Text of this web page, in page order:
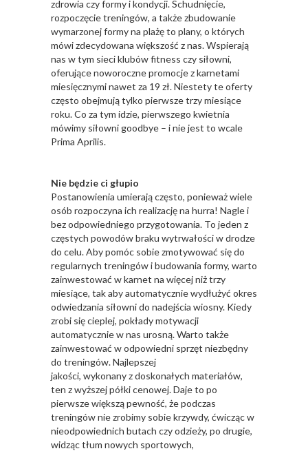
zdrowia czy formy i kondycji. Schudnięcie,
rozpoczęcie treningów, a także zbudowanie
wymarzonej formy na plażę to plany, o których
mówi zdecydowana większość z nas. Wspierają
nas w tym sieci klubów fitness czy siłowni,
oferujące noworoczne promocje z karnetami
miesięcznymi nawet za 19 zł. Niestety te oferty
często obejmują tylko pierwsze trzy miesiące
roku. Co za tym idzie, pierwszego kwietnia
mówimy siłowni goodbye – i nie jest to wcale
Prima Aprilis.
Nie będzie ci głupio
Postanowienia umierają często, ponieważ wiele
osób rozpoczyna ich realizację na hurra! Nagle i
bez odpowiedniego przygotowania. To jeden z
częstych powodów braku wytrwałości w drodze
do celu. Aby pomóc sobie zmotywować się do
regularnych treningów i budowania formy, warto
zainwestować w karnet na więcej niż trzy
miesiące, tak aby automatycznie wydłużyć okres
odwiedzania siłowni do nadejścia wiosny. Kiedy
zrobi się cieplej, pokłady motywacji
automatycznie w nas urosną. Warto także
zainwestować w odpowiedni sprzęt niezbędny
do treningów. Najlepszej
jakości, wykonany z doskonałych materiałów,
ten z wyższej półki cenowej. Daje to po
pierwsze większą pewność, że podczas
treningów nie zrobimy sobie krzywdy, ćwicząc w
nieodpowiednich butach czy odzieży, po drugie,
widząc tłum nowych sportowych,